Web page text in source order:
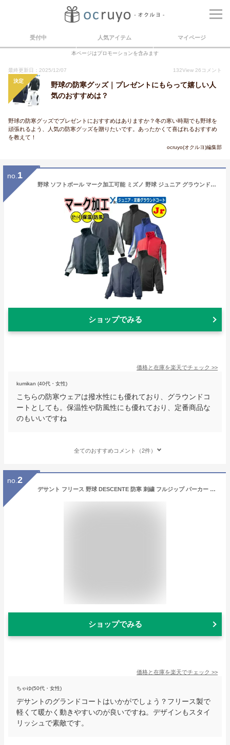
受付中 人気アイテム マイページ
本ページはプロモーションを含みます
最終更新日：2025/12/07 132View 26 コメント
決定
野球の防寒グッズ｜プレゼントにもらって嬉しい人
気のおすすめは？
野球の防寒グッズでプレゼントにおすすめはありますか？冬の寒い時期でも野球を
頑張れるよう、人気の防寒グッズを贈りたいです。あったかくて喜ばれるおすすめ
を教えて！
ocruyo(オクルヨ)編集部
no. 1
野球 ソフトボール マーク加工可能 ミズノ 野球 ジュニア グラウンドコート 防寒 撥水性 保温性 グラコン 野球 少年用 コート 12JE5G22 ウェア ybc プレゼント
ショップでみる
価格と在庫を楽天でチェック >>
kumikan (40代・女性)
こちらの防寒ウェアは撥水性にも優れており、グラウンドコ
ートとしても。保温性や防風性にも優れており、定番商品な
のもいいですね
全てのおすすめコメント（2件）
no. 2
デサント フリース 野球 DESCENTE 防寒 刺繍 フルジップ パーカー 大人用 メンズ レディース 冬用 ユニセックス スポーツ 軽量 保温 ジャケット 大きいサイズ ウェア 秋冬 長袖 人気 防風 フード付き DBX-2660C ウェア刺繍有料可(W) 交換無料 【365日あす楽対応】
ショップでみる
価格と在庫を楽天でチェック >>
ちゃゆ(50代・女性)
デサントのグランドコートはいかがでしょう？フリース製で
軽くて暖かく動きやすいのが良いですね。デザインもスタイ
リッシュで素敵です。